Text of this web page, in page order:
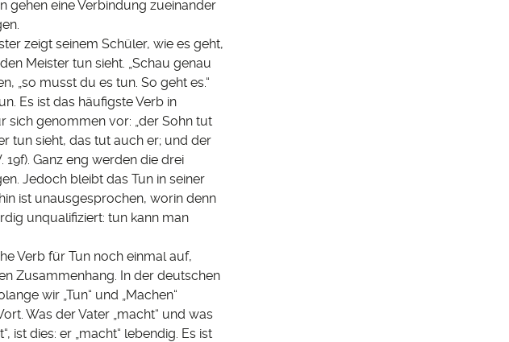
gehen eine Verbindung zueinander
zeigt seinem Schüler, wie es geht,
Meister tun sieht. „Schau genau
„so musst du es tun. So geht es.“
Es ist das häufigste Verb in
sich genommen vor: „der Sohn tut
tun sieht, das tut auch er; und der
19f). Ganz eng werden die drei
Jedoch bleibt das Tun in seiner
ist unausgesprochen, worin denn
unqualifiziert: tun kann man
Verb für Tun noch einmal auf,
Zusammenhang. In der deutschen
wir „Tun“ und „Machen“
Was der Vater „macht“ und was
ist dies: er „macht“ lebendig. Es ist